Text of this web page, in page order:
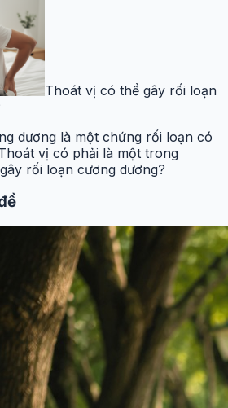
Thoát vị có thể gây rối loạn
dương là một chứng rối loạn có
vị có phải là một trong
rối loạn cương dương?